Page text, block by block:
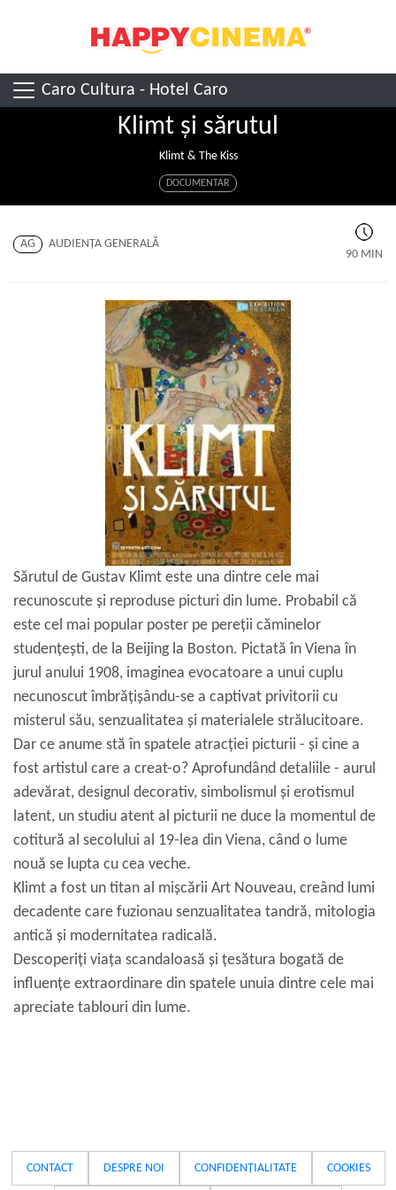
Caro Cultura - Hotel Caro
Klimt și sărutul
Klimt & The Kiss
DOCUMENTAR
AG
AUDIENŢA GENERALĂ
90 MIN
Sărutul de Gustav Klimt este una dintre cele mai
recunoscute și reproduse picturi din lume. Probabil că
este cel mai popular poster pe pereții căminelor
studențești, de la Beijing la Boston. Pictată în Viena în
jurul anului 1908, imaginea evocatoare a unui cuplu
necunoscut îmbrățișându-se a captivat privitorii cu
misterul său, senzualitatea și materialele strălucitoare.
Dar ce anume stă în spatele atracției picturii - și cine a
fost artistul care a creat-o? Aprofundând detaliile - aurul
adevărat, designul decorativ, simbolismul și erotismul
latent, un studiu atent al picturii ne duce la momentul de
cotitură al secolului al 19-lea din Viena, când o lume
nouă se lupta cu cea veche.
Klimt a fost un titan al mișcării Art Nouveau, creând lumi
decadente care fuzionau senzualitatea tandră, mitologia
antică și modernitatea radicală.
Descoperiți viața scandaloasă și țesătura bogată de
influențe extraordinare din spatele unuia dintre cele mai
apreciate tablouri din lume.
CONTACT DESPRE NOI CONFIDENȚIALITATE COOKIES